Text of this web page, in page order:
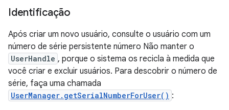
Identificação
Após criar um novo usuário, consulte o usuário com um
número de série persistente número Não manter o
UserHandle , porque o sistema os recicla à medida que
você criar e excluir usuários. Para descobrir o número de
série, faça uma chamada
UserManager.getSerialNumberForUser() :